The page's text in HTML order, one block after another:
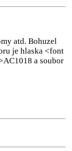
atd. Bohuzel
je hlaska <font
a soubor